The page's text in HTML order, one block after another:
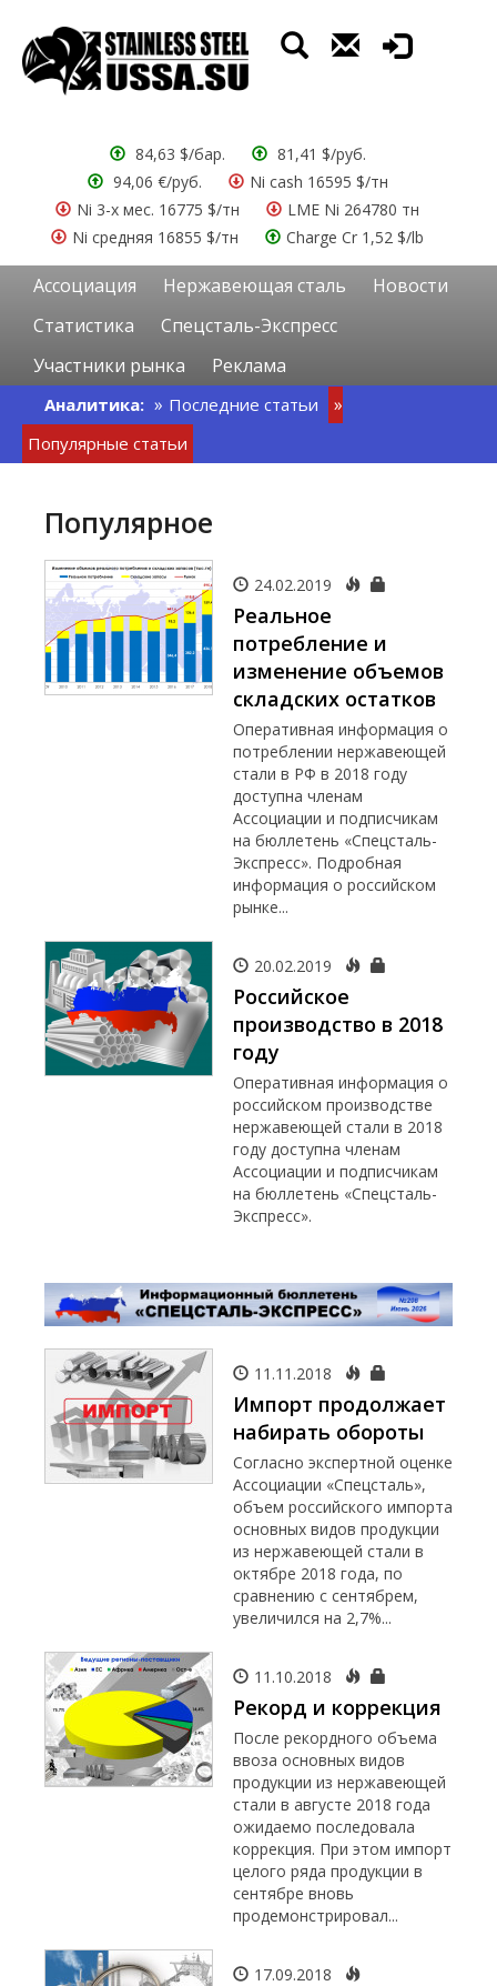
84,63 $/бар.
81,41 $/руб.
94,06 €/руб.
Ni cash 16595 $/тн
Ni 3-х мес. 16775 $/тн
LME Ni 264780 тн
Ni средняя 16855 $/тн
Charge Cr 1,52 $/lb
Ассоциация Нержавеющая сталь
Новости
Статистика
Спецсталь-Экспресс
Участники рынка
Реклама
Аналитика:
Последние статьи
Популярные статьи
Популярное
24.02.2019
Реальное
потребление и
изменение объемов
складских остатков
Оперативная информация о
потреблении нержавеющей
стали в РФ в 2018 году
доступна членам
Ассоциации и подписчикам
на бюллетень «Спецсталь-
Экспресс». Подробная
информация о российском
рынке...
20.02.2019
Российское
производство в 2018
году
Оперативная информация о
российском производстве
нержавеющей стали в 2018
году доступна членам
Ассоциации и подписчикам
на бюллетень «Спецсталь-
Экспресс».
11.11.2018
Импорт продолжает
набирать обороты
Согласно экспертной оценке
Ассоциации «Спецсталь»,
объем российского импорта
основных видов продукции
из нержавеющей стали в
октябре 2018 года, по
сравнению с сентябрем,
увеличился на 2,7%...
11.10.2018
Рекорд и коррекция
После рекордного объема
ввоза основных видов
продукции из нержавеющей
стали в августе 2018 года
ожидаемо последовала
коррекция. При этом импорт
целого ряда продукции в
сентябре вновь
продемонстрировал...
17.09.2018